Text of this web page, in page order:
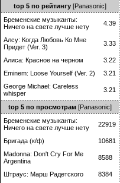
top 5 по рейтингу[Panasonic]
Бременские музыканты:
Ничего на свете лучше нету
4.39
Алсу: Когда Любовь Ко Мне
Придет (Ver. 3)
3.33
Алиса: Красное на черном
3.22
Eminem: Loose Yourself (Ver. 2)
3.21
George Michael: Careless
whisper
3.21
top 5 по просмотрам[Panasonic]
Бременские музыканты:
Ничего на свете лучше нету
22919
Бригада (к/ф)
10681
Madonna: Don't Cry For Me
Argentina
8588
Штраус: Марш Радетского
8384